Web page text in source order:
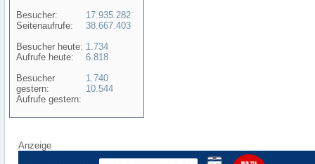
Besucher:
Seitenaufrufe:
Besucher heute:
Aufrufe heute:
Besucher
gestern:
Aufrufe gestern:
17.935.282
38.667.403
1.734
6.818
1.740
10.544
Anzeige